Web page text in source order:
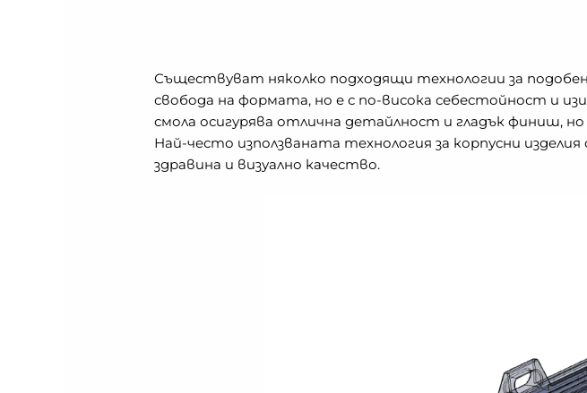
Съществуват няколко подходящи технологии за подобен
свобода на формата, но е с по-висока себестойност и
смола осигурява отлична детайлност и гладък финиш,
Най-често използваната технология за корпусни
здравина и визуално качество.